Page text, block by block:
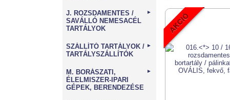
J. ROZSDAMENTES /
SAVÁLLÓ NEMESACÉL
TARTÁLYOK
►
SZÁLLÍTÓ TARTÁLYOK /
TARTÁLYSZÁLLÍTÓK
►
M. BORÁSZATI,
ÉLELMISZER-IPARI
GÉPEK, BERENDEZÉSE
►